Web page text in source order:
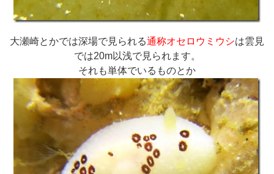
大瀬崎とかでは深場で見られる通称オセロウミウシは雲見
では20m以浅で見られます。
それも単体でいるものとか